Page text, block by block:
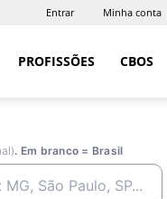
Entrar Minha conta
PROFISSÕES CBOS
. Em branco = Brasil